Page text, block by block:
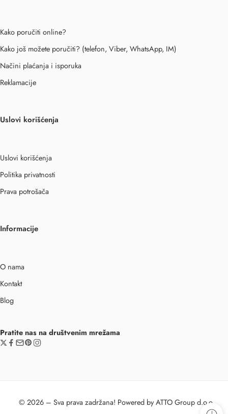
Kako poručiti online?
Kako još možete poručiti? (telefon, Viber, WhatsApp, IM)
Načini plaćanja i isporuka
Reklamacije
Uslovi korišćenja
Uslovi korišćenja
Politika privatnosti
Prava potrošača
Informacije
O nama
Kontakt
Blog
Pratite nas na društvenim mrežama
© 2026 – Sva prava zadržana! Powered by ATTO Group d.o.o.